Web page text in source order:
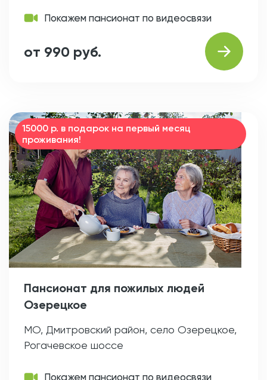
Покажем пансионат по видеосвязи
от 990 руб.
15000 р. в подарок на первый месяц
проживания!
Пансионат для пожилых людей
Озерецкое
МО, Дмитровский район, село Озерецкое,
Рогачевское шоссе
Покажем пансионат по видеосвязи